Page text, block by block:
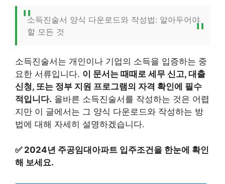
소득진술서 양식 다운로드와 작성법: 알아두어야
할 모든 것
소득진술서는 개인이나 기업의 소득을 입증하는 중
요한 서류입니다. 이 문서는 때때로 세무 신고, 대출
신청, 또는 정부 지원 프로그램의 자격 확인에 필수
적입니다. 올바른 소득진술서를 작성하는 것은 어렵
지만 이 글에서는 그 양식 다운로드와 작성하는 방
법에 대해 자세히 설명하겠습니다.
✅ 2024년 주공임대아파트 입주조건을 한눈에 확인
해 보세요.